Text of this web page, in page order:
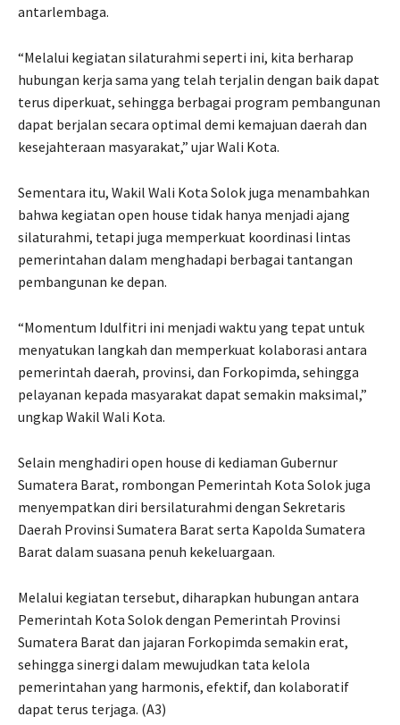
antarlembaga.
“Melalui kegiatan silaturahmi seperti ini, kita berharap
hubungan kerja sama yang telah terjalin dengan baik dapat
terus diperkuat, sehingga berbagai program pembangunan
dapat berjalan secara optimal demi kemajuan daerah dan
kesejahteraan masyarakat,” ujar Wali Kota.
Sementara itu, Wakil Wali Kota Solok juga menambahkan
bahwa kegiatan open house tidak hanya menjadi ajang
silaturahmi, tetapi juga memperkuat koordinasi lintas
pemerintahan dalam menghadapi berbagai tantangan
pembangunan ke depan.
“Momentum Idulfitri ini menjadi waktu yang tepat untuk
menyatukan langkah dan memperkuat kolaborasi antara
pemerintah daerah, provinsi, dan Forkopimda, sehingga
pelayanan kepada masyarakat dapat semakin maksimal,”
ungkap Wakil Wali Kota.
Selain menghadiri open house di kediaman Gubernur
Sumatera Barat, rombongan Pemerintah Kota Solok juga
menyempatkan diri bersilaturahmi dengan Sekretaris
Daerah Provinsi Sumatera Barat serta Kapolda Sumatera
Barat dalam suasana penuh kekeluargaan.
Melalui kegiatan tersebut, diharapkan hubungan antara
Pemerintah Kota Solok dengan Pemerintah Provinsi
Sumatera Barat dan jajaran Forkopimda semakin erat,
sehingga sinergi dalam mewujudkan tata kelola
pemerintahan yang harmonis, efektif, dan kolaboratif
dapat terus terjaga. (A3)